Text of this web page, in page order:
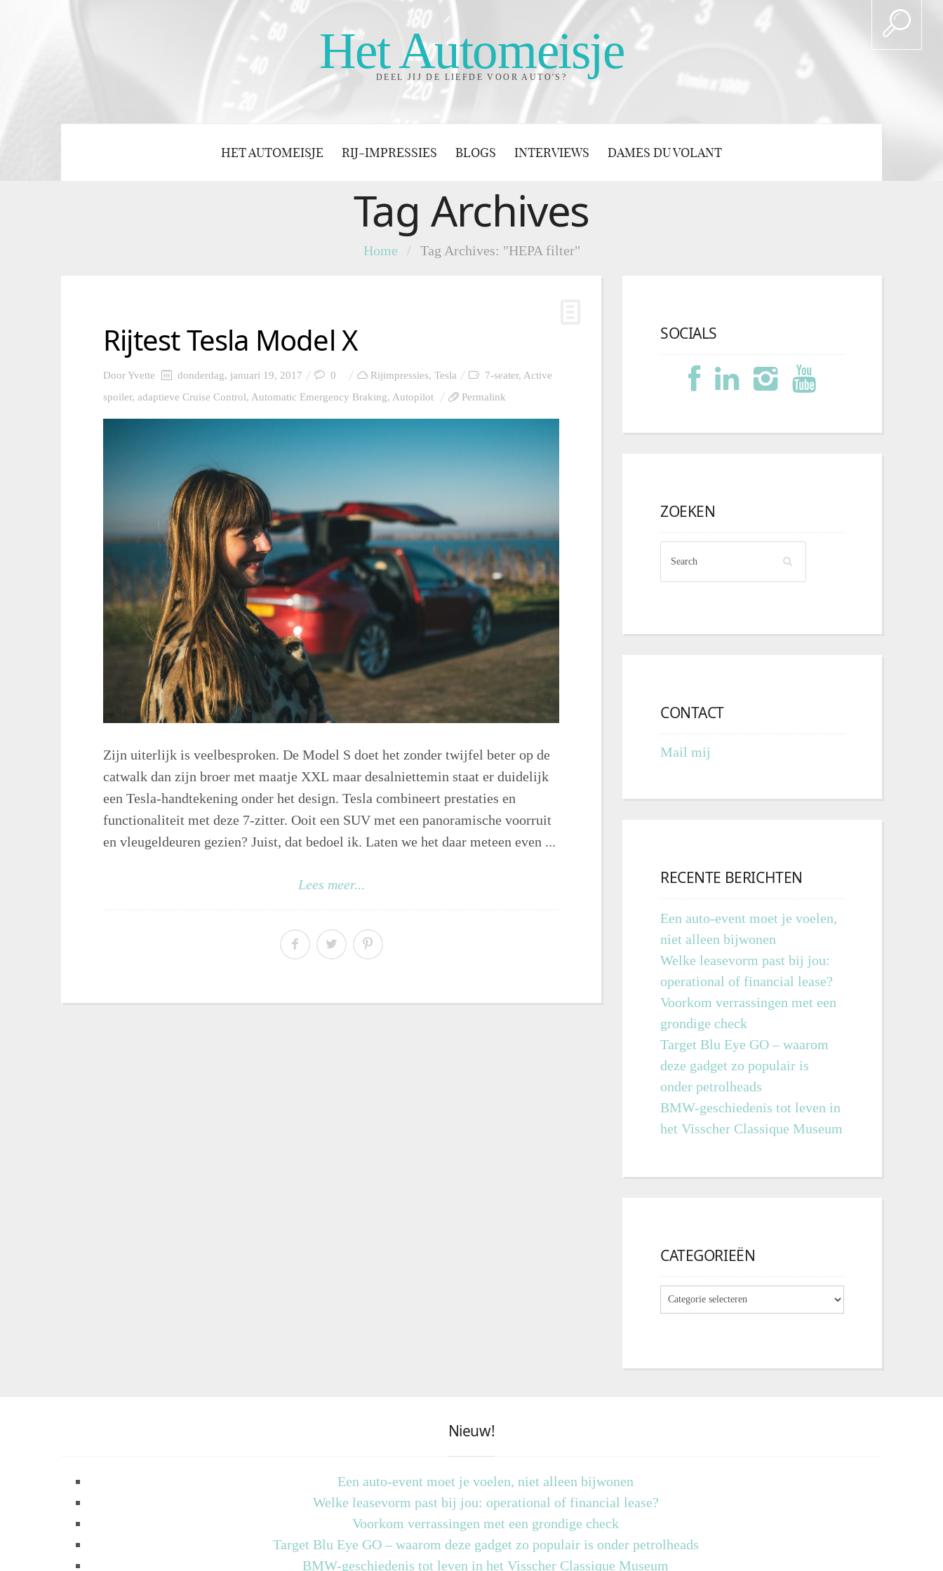
Het Automeisje
DEEL JIJ DE LIEFDE VOOR AUTO'S?
HET AUTOMEISJE RIJ-IMPRESSIES BLOGS INTERVIEWS DAMES DU VOLANT
Tag Archives
Home / Tag Archives: "HEPA filter"
Rijtest Tesla Model X
DoorYvette donderdag, januari 19, 2017 0 Rijimpressies, Tesla 7-seater, Active
spoiler, adaptieve Cruise Control, Automatic Emergency Braking, Autopilot Permalink
Zijn uiterlijk is veelbesproken. De Model S doet het zonder twijfel beter op de
catwalk dan zijn broer met maatje XXL maar desalniettemin staat er duidelijk
een Tesla-handtekening onder het design. Tesla combineert prestaties en
functionaliteit met deze 7-zitter. Ooit een SUV met een panoramische voorruit
en vleugeldeuren gezien? Juist, dat bedoel ik. Laten we het daar meteen even ...
Lees meer...
SOCIALS
ZOEKEN
CONTACT
Mail mij
RECENTE BERICHTEN
Een auto-event moet je voelen,
niet alleen bijwonen
Welke leasevorm past bij jou:
operational of financial lease?
Voorkom verrassingen met een
grondige check
Target Blu Eye GO – waarom
deze gadget zo populair is
onder petrolheads
BMW-geschiedenis tot leven in
het Visscher Classique Museum
CATEGORIEËN
Nieuw!
Een auto-event moet je voelen, niet alleen bijwonen
Welke leasevorm past bij jou: operational of financial lease?
Voorkom verrassingen met een grondige check
Target Blu Eye GO – waarom deze gadget zo populair is onder petrolheads
BMW-geschiedenis tot leven in het Visscher Classique Museum